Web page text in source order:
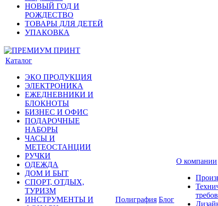
НОВЫЙ ГОД И
РОЖДЕСТВО
ТОВАРЫ ДЛЯ ДЕТЕЙ
УПАКОВКА
Каталог
ЭКО ПРОДУКЦИЯ
ЭЛЕКТРОНИКА
ЕЖЕДНЕВНИКИ И
БЛОКНОТЫ
БИЗНЕС И ОФИС
ПОДАРОЧНЫЕ
НАБОРЫ
ЧАСЫ И
МЕТЕОСТАНЦИИ
РУЧКИ
ОДЕЖДА
ДОМ И БЫТ
СПОРТ, ОТДЫХ,
ТУРИЗМ
ИНСТРУМЕНТЫ И
Полиграфия Блог
О компании